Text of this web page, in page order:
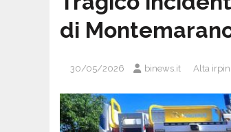
di
30/05/2026 binews.it Alta